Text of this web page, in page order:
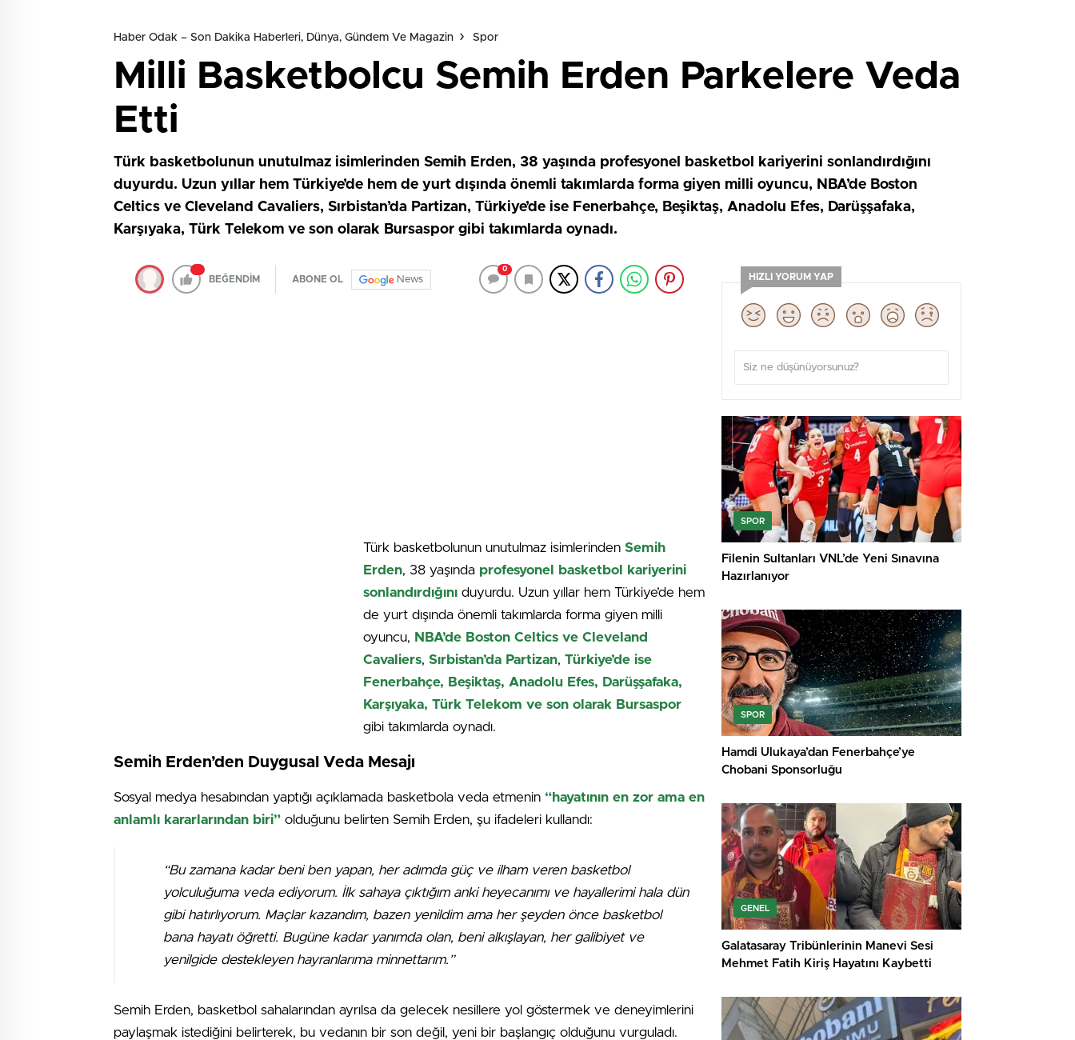
Haber Odak – Son Dakika Haberleri, Dünya, Gündem Ve Magazin Spor
Milli Basketbolcu Semih Erden Parkelere Veda
Etti
Türk basketbolunun unutulmaz isimlerinden Semih Erden, 38 yaşında profesyonel basketbol kariyerini sonlandırdığını
duyurdu. Uzun yıllar hem Türkiye’de hem de yurt dışında önemli takımlarda forma giyen milli oyuncu, NBA’de Boston
Celtics ve Cleveland Cavaliers, Sırbistan’da Partizan, Türkiye’de ise Fenerbahçe, Beşiktaş, Anadolu Efes, Darüşşafaka,
Karşıyaka, Türk Telekom ve son olarak Bursaspor gibi takımlarda oynadı.
BEĞENDİM ABONE OL News
0
Türk basketbolunun unutulmaz isimlerinden Semih
Erden, 38 yaşında profesyonel basketbol kariyerini
sonlandırdığını duyurdu. Uzun yıllar hem Türkiye’de hem
de yurt dışında önemli takımlarda forma giyen milli
oyuncu, NBA’de Boston Celtics ve Cleveland
Cavaliers, Sırbistan’da Partizan, Türkiye’de ise
Fenerbahçe, Beşiktaş, Anadolu Efes, Darüşşafaka,
Karşıyaka, Türk Telekom ve son olarak Bursaspor
gibi takımlarda oynadı.
Semih Erden’den Duygusal Veda Mesajı
Sosyal medya hesabından yaptığı açıklamada basketbola veda etmenin “hayatının en zor ama en
anlamlı kararlarından biri” olduğunu belirten Semih Erden, şu ifadeleri kullandı:
“Bu zamana kadar beni ben yapan, her adımda güç ve ilham veren basketbol
yolculuğuma veda ediyorum. İlk sahaya çıktığım anki heyecanımı ve hayallerimi hala dün
gibi hatırlıyorum. Maçlar kazandım, bazen yenildim ama her şeyden önce basketbol
bana hayatı öğretti. Bugüne kadar yanımda olan, beni alkışlayan, her galibiyet ve
yenilgide destekleyen hayranlarıma minnettarım.”
Semih Erden, basketbol sahalarından ayrılsa da gelecek nesillere yol göstermek ve deneyimlerini
paylaşmak istediğini belirterek, bu vedanın bir son değil, yeni bir başlangıç olduğunu vurguladı.
HIZLI YORUM YAP
SPOR
Filenin Sultanları VNL’de Yeni Sınavına
Hazırlanıyor
SPOR
Hamdi Ulukaya’dan Fenerbahçe’ye
Chobani Sponsorluğu
GENEL
Galatasaray Tribünlerinin Manevi Sesi
Mehmet Fatih Kiriş Hayatını Kaybetti